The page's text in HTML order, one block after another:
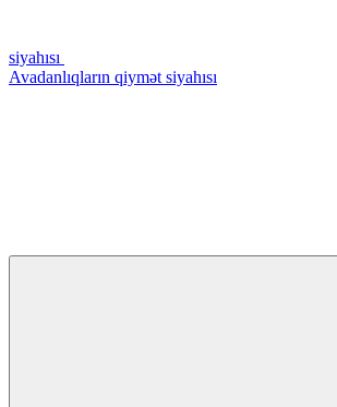
siyahısı
Avadanlıqların qiymət siyahısı